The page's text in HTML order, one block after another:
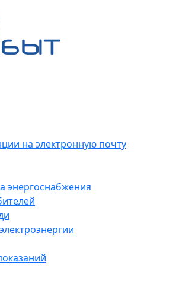
на электронную почту
энергоснабжения